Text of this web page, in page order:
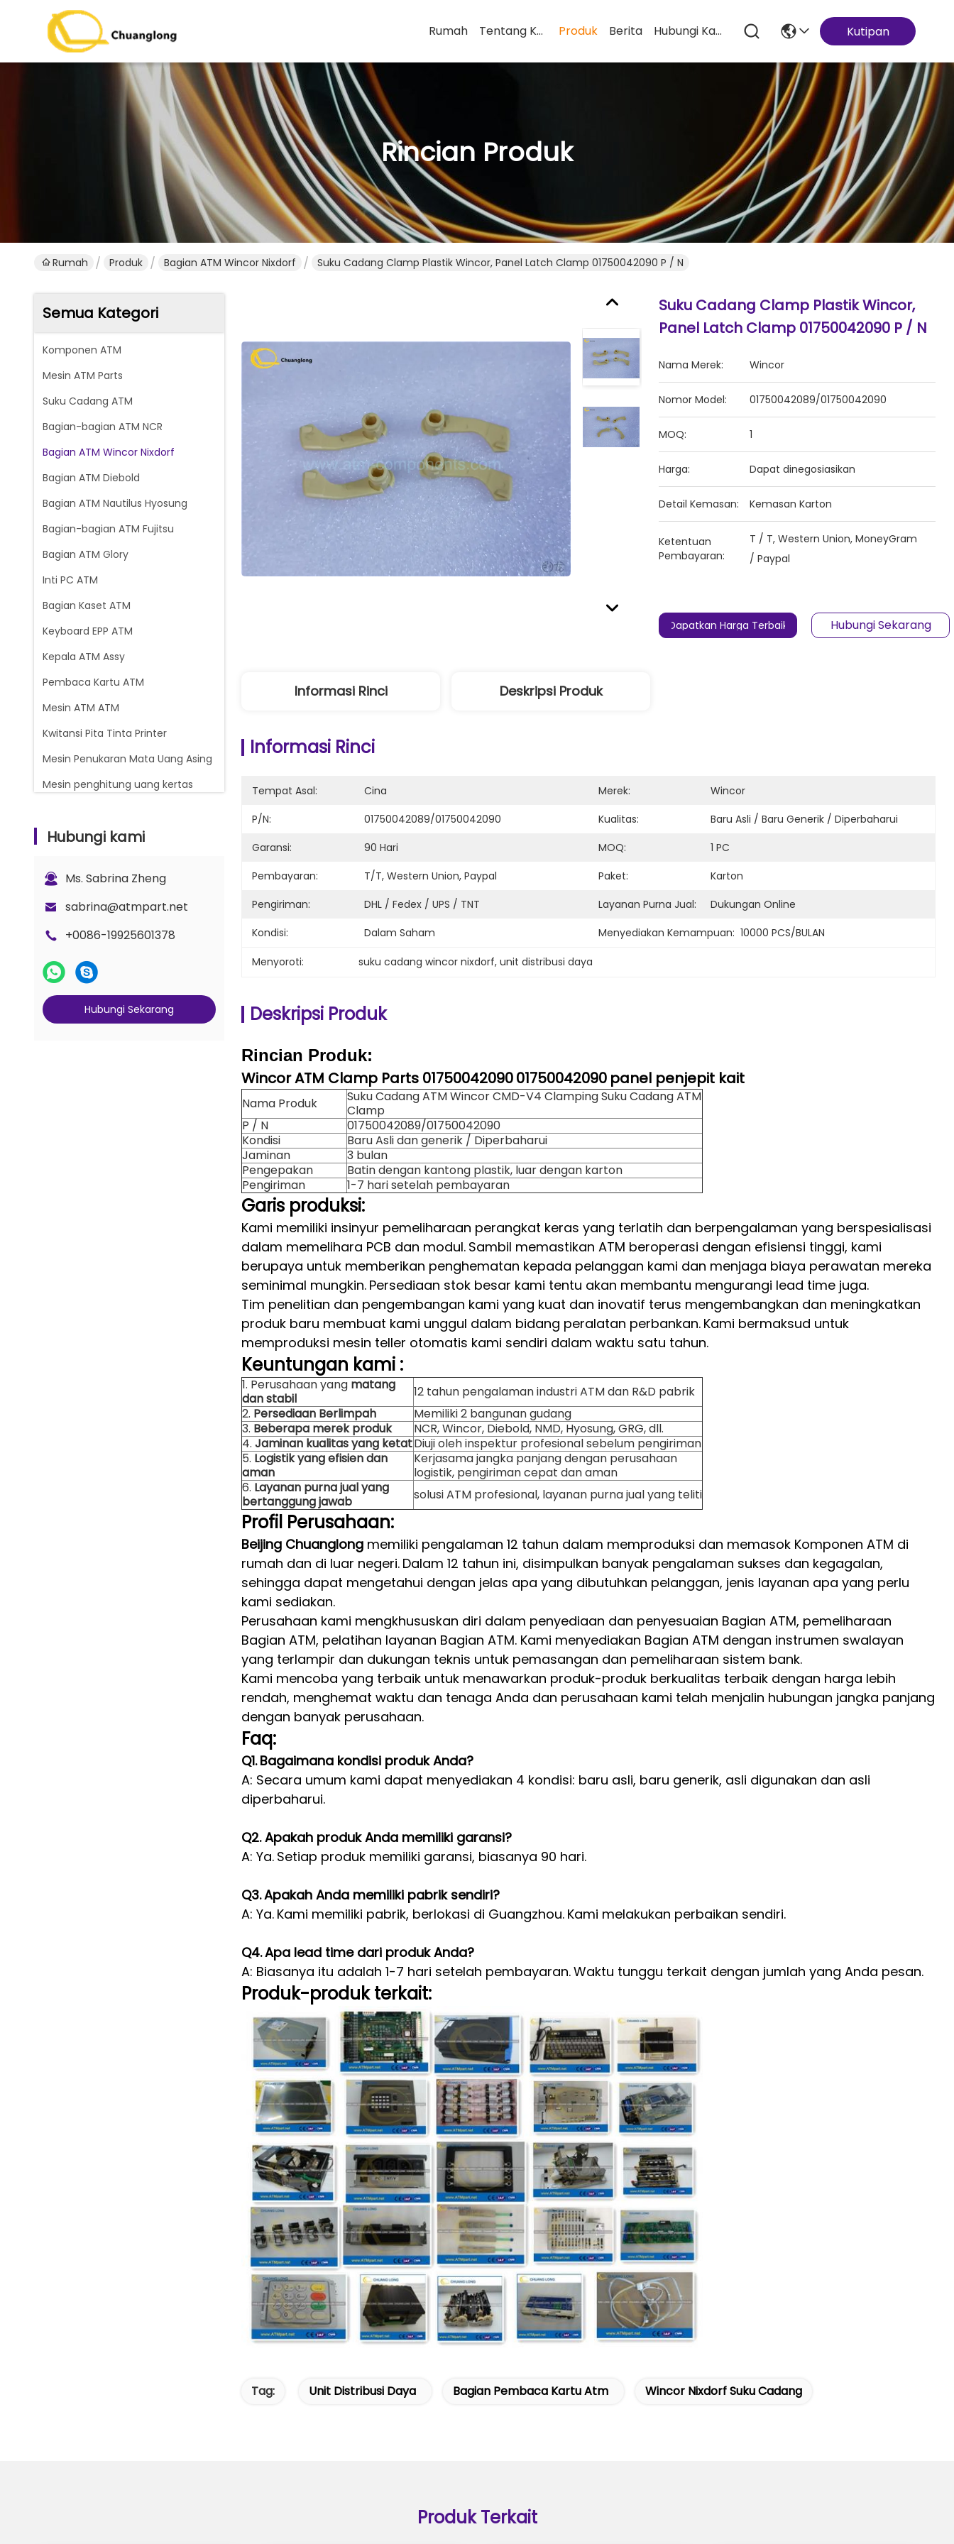
Rumah Tentang Kami Produk Berita Hubungi Kami Kutipan
Rincian Produk
Rumah Produk Bagian ATM Wincor Nixdorf Suku Cadang Clamp Plastik Wincor, Panel Latch Clamp 01750042090 P / N
Semua Kategori
Komponen ATM
Mesin ATM Parts
Suku Cadang ATM
Bagian-bagian ATM NCR
Bagian ATM Wincor Nixdorf
Bagian ATM Diebold
Bagian ATM Nautilus Hyosung
Bagian-bagian ATM Fujitsu
Bagian ATM Glory
Inti PC ATM
Bagian Kaset ATM
Keyboard EPP ATM
Kepala ATM Assy
Pembaca Kartu ATM
Mesin ATM ATM
Kwitansi Pita Tinta Printer
Mesin Penukaran Mata Uang Asing
Mesin penghitung uang kertas
Kasset Uang ATM
Bagian Penghitung G+D BPS C5
Hubungi kami
Ms. Sabrina Zheng
sabrina@atmpart.net
+0086-19925601378
Hubungi Sekarang
Suku Cadang Clamp Plastik Wincor,
Panel Latch Clamp 01750042090 P / N
Nama Merek: Wincor
Nomor Model: 01750042089/01750042090
MOQ: 1
Harga: Dapat dinegosiasikan
Detail Kemasan: Kemasan Karton
Ketentuan
Pembayaran:
T / T, Western Union, MoneyGram
/ Paypal
Dapatkan Harga Terbaik Hubungi Sekarang
Informasi Rinci Deskripsi Produk
Informasi Rinci
Tempat Asal: Cina Merek:
Wincor
P/N:
01750042089/01750042090 Kualitas:
Baru Asli / Baru Generik / Diperbaharui
Garansi:
90 Hari MOQ:
1 PC
Pembayaran:
T/T, Western Union, Paypal Paket:
Karton
Pengiriman:
DHL / Fedex / UPS / TNT Layanan Purna Jual:
Dukungan Online
Kondisi:
Dalam Saham Menyediakan Kemampuan: 10000 PCS/BULAN
Menyoroti: suku cadang wincor nixdorf, unit distribusi daya
Deskripsi Produk
Rincian Produk:
Wincor ATM Clamp Parts 0175004209001750042090 panel penjepit kait
Nama Produk
Suku Cadang ATM Wincor CMD-V4 Clamping Suku Cadang ATM
Clamp
P / N
01750042089/01750042090
Kondisi
Baru Asli dan generik / Diperbaharui
Jaminan
3 bulan
Pengepakan
Batin dengan kantong plastik, luar dengan karton
Pengiriman
1-7 hari setelah pembayaran
Garis produksi:
Kami memiliki insinyur pemeliharaan perangkat keras yang terlatih dan berpengalaman yang berspesialisasi
dalam memelihara PCB dan modul. Sambil memastikan ATM beroperasi dengan efisiensi tinggi, kami
berupaya untuk memberikan penghematan kepada pelanggan kami dan menjaga biaya perawatan mereka
seminimal mungkin. Persediaan stok besar kami tentu akan membantu mengurangi lead time juga.
Tim penelitian dan pengembangan kami yang kuat dan inovatif terus mengembangkan dan meningkatkan
produk baru membuat kami unggul dalam bidang peralatan perbankan. Kami bermaksud untuk
memproduksi mesin teller otomatis kami sendiri dalam waktu satu tahun.
Keuntungan kami :
1. Perusahaan yang matang
dan stabil
12 tahun pengalaman industri ATM dan R&D pabrik
2. Persediaan Berlimpah
Memiliki 2 bangunan gudang
3. Beberapa merek produk
NCR, Wincor, Diebold, NMD, Hyosung, GRG, dll.
4. Jaminan kualitas yang ketatDiuji oleh inspektur profesional sebelum pengiriman
5. Logistik yang efisien dan
aman
Kerjasama jangka panjang dengan perusahaan
logistik, pengiriman cepat dan aman
6. Layanan purna jual yang
bertanggung jawab
solusi ATM profesional, layanan purna jual yang teliti
Profil Perusahaan:
Beijing Chuanglong memiliki pengalaman 12 tahun dalam memproduksi dan memasok Komponen ATM di
rumah dan di luar negeri. Dalam 12 tahun ini, disimpulkan banyak pengalaman sukses dan kegagalan,
sehingga dapat mengetahui dengan jelas apa yang dibutuhkan pelanggan, jenis layanan apa yang perlu
kami sediakan.
Perusahaan kami mengkhususkan diri dalam penyediaan dan penyesuaian Bagian ATM, pemeliharaan
Bagian ATM, pelatihan layanan Bagian ATM. Kami menyediakan Bagian ATM dengan instrumen swalayan
yang terlampir dan dukungan teknis untuk pemasangan dan pemeliharaan sistem bank.
Kami mencoba yang terbaik untuk menawarkan produk-produk berkualitas terbaik dengan harga lebih
rendah, menghemat waktu dan tenaga Anda dan perusahaan kami telah menjalin hubungan jangka panjang
dengan banyak perusahaan.
Faq:
Q1. Bagaimana kondisi produk Anda?
A: Secara umum kami dapat menyediakan 4 kondisi: baru asli, baru generik, asli digunakan dan asli
diperbaharui.
Q2. Apakah produk Anda memiliki garansi?
A: Ya. Setiap produk memiliki garansi, biasanya 90 hari.
Q3.Apakah Anda memiliki pabrik sendiri?
A: Ya. Kami memiliki pabrik, berlokasi di Guangzhou. Kami melakukan perbaikan sendiri.
Q4.Apa lead time dari produk Anda?
A: Biasanya itu adalah 1-7 hari setelah pembayaran.Waktu tunggu terkait dengan jumlah yang Anda pesan.
Produk-produk terkait:
Tag: Unit Distribusi Daya Bagian Pembaca Kartu Atm Wincor Nixdorf Suku Cadang
Produk Terkait